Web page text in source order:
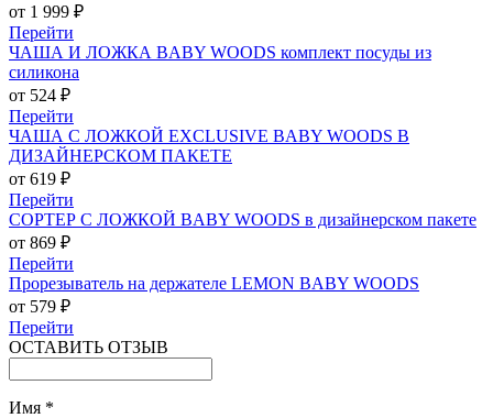
от 1 999 ₽
Перейти
ЧАША И ЛОЖКА BABY WOODS комплект посуды из
силикона
от 524 ₽
Перейти
ЧАША С ЛОЖКОЙ EXCLUSIVE BABY WOODS В
ДИЗАЙНЕРСКОМ ПАКЕТЕ
от 619 ₽
Перейти
СОРТЕР С ЛОЖКОЙ BABY WOODS в дизайнерском пакете
от 869 ₽
Перейти
Прорезыватель на держателе LEMON BABY WOODS
от 579 ₽
Перейти
ОСТАВИТЬ ОТЗЫВ
Имя *